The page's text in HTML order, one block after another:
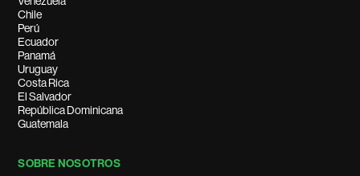
Chile
Perú
Ecuador
Panamá
Uruguay
Costa Rica
El Salvador
República Dominicana
Guatemala
SOBRE NOSOTROS